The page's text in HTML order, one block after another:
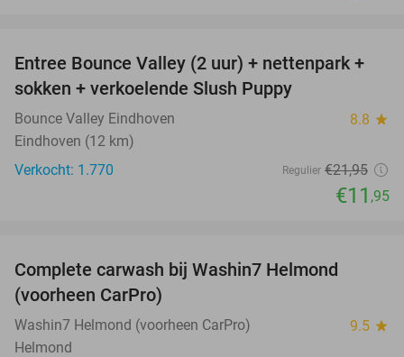
46%
Entree Bounce Valley (2 uur) + nettenpark +
sokken + verkoelende Slush Puppy
Bounce Valley Eindhoven 8.8 star
Eindhoven (12 km)
Verkocht: 1.770
Regulier €21,95
€11 ,95
Complete carwash bij Washin7 Helmond
(voorheen CarPro)
Washin7 Helmond (voorheen CarPro) 9.5 star
Helmond